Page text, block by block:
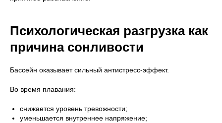
Психологическая разгрузка как
причина сонливости
Бассейн оказывает сильный антистресс-эффект.
Во время плавания:
снижается уровень тревожности;
уменьшается внутреннее напряжение;